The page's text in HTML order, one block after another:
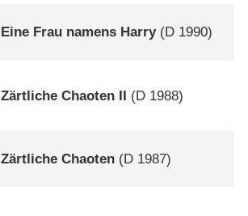
Eine Frau namens Harry(D 1990)
Zärtliche Chaoten II (D 1988)
Zärtliche Chaoten (D 1987)